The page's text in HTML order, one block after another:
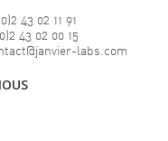
43 02 11 91
43 02 00 15
labs.com